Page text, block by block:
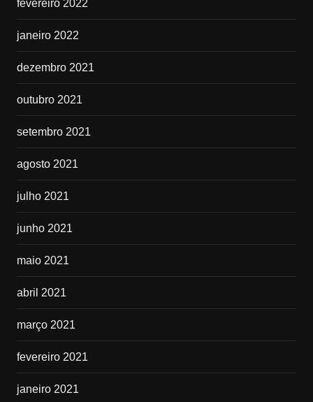
fevereiro 2022
janeiro 2022
dezembro 2021
outubro 2021
setembro 2021
agosto 2021
julho 2021
junho 2021
maio 2021
abril 2021
março 2021
fevereiro 2021
janeiro 2021